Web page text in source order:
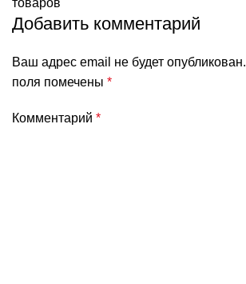
товаров
Добавить комментарий
Ваш адрес email не будет опубликован.
поля помечены *
Комментарий *